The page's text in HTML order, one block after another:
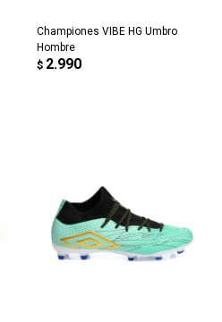
Championes VIBE HG Umbro
Hombre
$ 2.990
Continuar